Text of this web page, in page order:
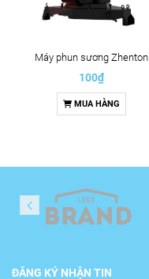
Máy phun sương Zhenton
100₫
MUA HÀNG
ĐĂNG KÝ NHẬN TIN